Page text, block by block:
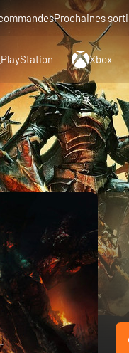
Prochaines
PlayStation Xbox